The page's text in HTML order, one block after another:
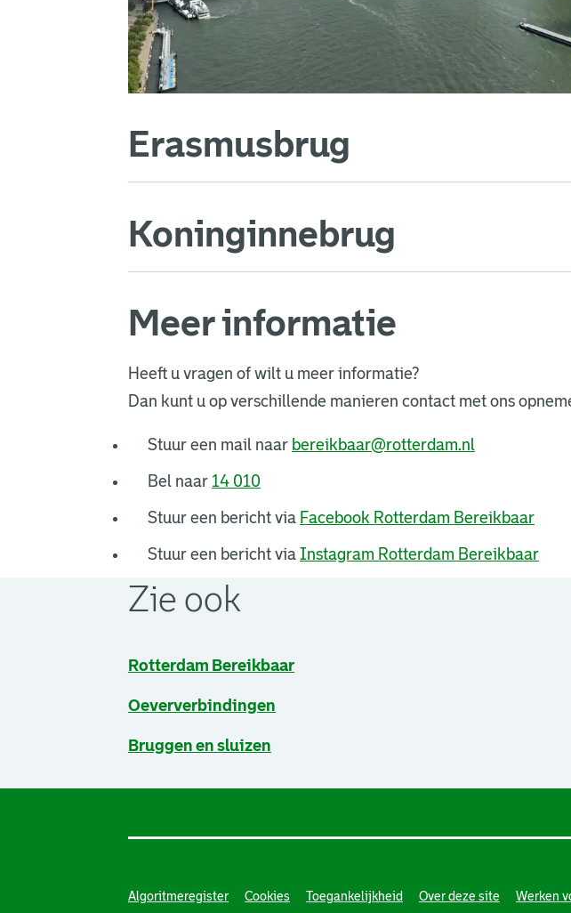
Erasmusbrug
Koninginnebrug
Meer informatie
Heeft u vragen of wilt u meer informatie?
Dan kunt u op verschillende manieren contact met ons
Stuur een mail naar bereikbaar@rotterdam.nl
Bel naar 14 010
Stuur een bericht via Facebook Rotterdam Bereikbaar.
Stuur een bericht via Instagram Rotterdam Bereikbaar.
Zie ook
Rotterdam Bereikbaar
Oeververbindingen
Bruggen en sluizen
Algoritmeregister Cookies Toegankelijkheid Over deze site Werken